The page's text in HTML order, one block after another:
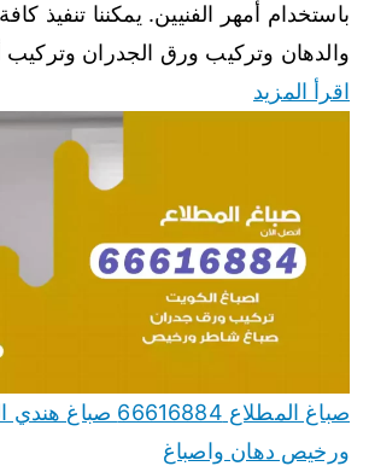
باستخدام أمهر الفنيين. يمكننا تنفيذ
والدهان وتركيب ورق الجدران وتركيب
اقرأ المزيد
صباغ المطلاع
ورخيص دهان واصباغ